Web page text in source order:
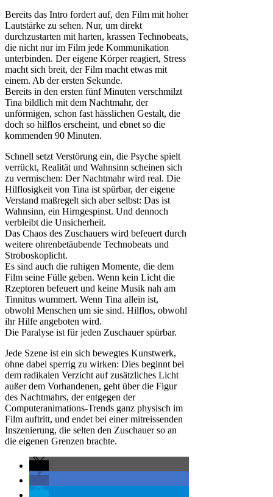
Bereits das Intro fordert auf, den Film mit hoher
Lautstärke zu sehen. Nur, um direkt
durchzustarten mit harten, krassen Technobeats,
die nicht nur im Film jede Kommunikation
unterbinden. Der eigene Körper reagiert, Stress
macht sich breit, der Film macht etwas mit
einem. Ab der ersten Sekunde.
Bereits in den ersten fünf Minuten verschmilzt
Tina bildlich mit dem Nachtmahr, der
unförmigen, schon fast hässlichen Gestalt, die
doch so hilflos erscheint, und ebnet so die
kommenden 90 Minuten.
Schnell setzt Verstörung ein, die Psyche spielt
verrückt, Realität und Wahnsinn scheinen sich
zu vermischen: Der Nachtmahr wird real. Die
Hilflosigkeit von Tina ist spürbar, der eigene
Verstand maßregelt sich aber selbst: Das ist
Wahnsinn, ein Hirngespinst. Und dennoch
verbleibt die Unsicherheit.
Das Chaos des Zuschauers wird befeuert durch
weitere ohrenbetäubende Technobeats und
Stroboskoplicht.
Es sind auch die ruhigen Momente, die dem
Film seine Fülle geben. Wenn kein Licht die
Rzeptoren befeuert und keine Musik nah am
Tinnitus wummert. Wenn Tina allein ist,
obwohl Menschen um sie sind. Hilflos, obwohl
ihr Hilfe angeboten wird.
Die Paralyse ist für jeden Zuschauer spürbar.
Jede Szene ist ein sich bewegtes Kunstwerk,
ohne dabei sperrig zu wirken: Dies beginnt bei
dem radikalen Verzicht auf zusätzliches Licht
außer dem Vorhandenen, geht über die Figur
des Nachtmahrs, der entgegen der
Computeranimations-Trends ganz physisch im
Film auftritt, und endet bei einer mitreissenden
Inszenierung, die selten den Zuschauer so an
die eigenen Grenzen brachte.